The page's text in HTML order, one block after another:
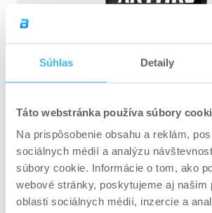
Súhlas Detaily
Táto webstránka používa súbory
Na prispôsobenie obsahu a reklám,
sociálnych médií a analýzu
súbory cookie. Informácie o tom, ako
webové stránky, poskytujeme aj našim
oblasti sociálnych médií, inzercie a
Arthro Forte Liquid –